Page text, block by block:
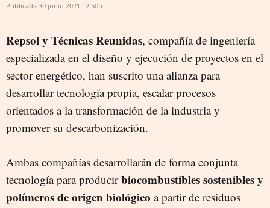
Publicada 30 junio 2021 12:50h
Repsol y Técnicas Reunidas, compañía de ingeniería
especializada en el diseño y ejecución de proyectos en el
sector energético, han suscrito una alianza para
desarrollar tecnología propia, escalar procesos
orientados a la transformación de la industria y
promover su descarbonización.
Ambas compañías desarrollarán de forma conjunta
tecnología para producirbiocombustibles sostenibles y
polímeros de origen biológico a partir de residuos